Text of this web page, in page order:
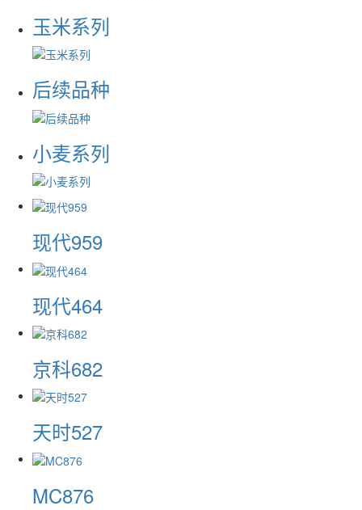
玉米系列
后续品种
小麦系列
现代959
现代464
京科682
天时527
MC876